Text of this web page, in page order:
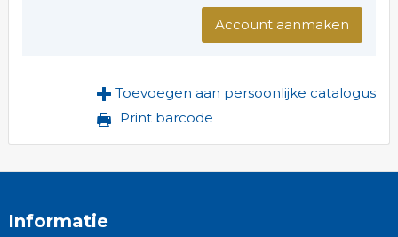
Account aanmaken
Toevoegen aan persoonlijke catalogus
Print barcode
Informatie